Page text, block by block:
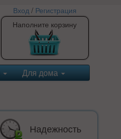
Вход/ Регистрация
Наполните корзину
Для дома
Надежность